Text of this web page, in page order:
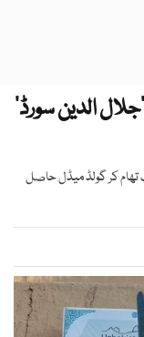
الدین سورڈ‘
تلوار ایک منٹ 49 سکینڈز تک تھام کر گولڈ میڈل حاصل